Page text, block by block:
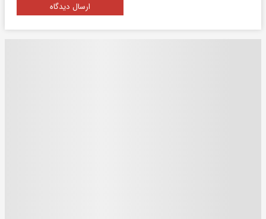
ارسال دیدگاه